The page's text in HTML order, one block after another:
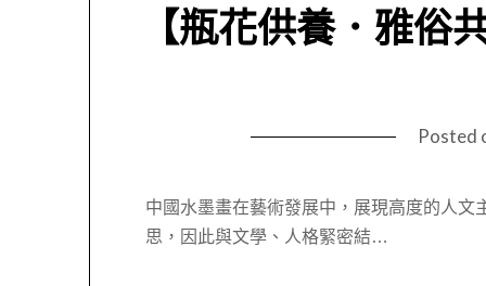
【瓶花供養．雅俗
Posted
中國水墨畫在藝術發展中，展現高度的人
思，因此與文學、人格緊密結…